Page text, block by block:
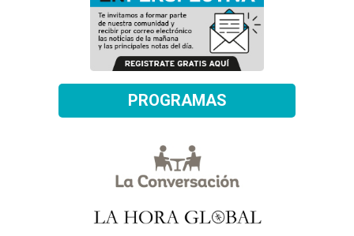
PROGRAMAS